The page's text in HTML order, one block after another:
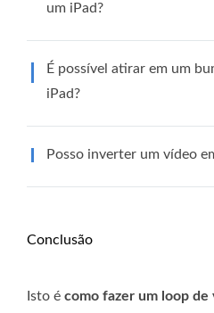
um iPad?
É possível atirar em um
iPad?
Posso inverter um vídeo
Conclusão
Isto é como fazer um loop de